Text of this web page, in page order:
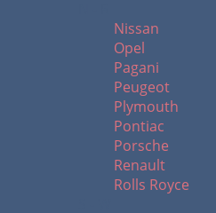
Nissan
Opel
Pagani
Peugeot
Plymouth
Pontiac
Porsche
Renault
Rolls Royce